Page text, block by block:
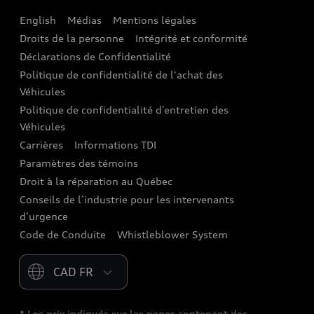
Audi connect
Assistance routière
Audi Care
Centres de carrosserie Audi
Garanties Audi et couverture
English Médias
Mentions légales
Droits de la personne
Intégrité et conformité
Déclarations de Confidentialité
Politique de confidentialité de l'achat des
Véhicules
Politique de confidentialité d’entretien des
Véhicules
Carrières
Informations TDI
Paramètres des témoins
Droit à la réparation au Québec
Conseils de l’industrie pour les intervenants
d’urgence
Code de Conduite
Whistleblower System
Please select country